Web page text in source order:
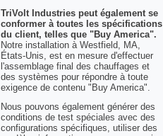
TriVolt Industries peut également se
conformer à toutes les spécifications
du client, telles que "Buy America".
Notre installation à Westfield, MA,
États-Unis, est en mesure d'effectuer
l'assemblage final des chauffages et
des systèmes pour répondre à toute
exigence de contenu "Buy America".
Nous pouvons également générer des
conditions de test spéciales avec des
configurations spécifiques, utiliser des